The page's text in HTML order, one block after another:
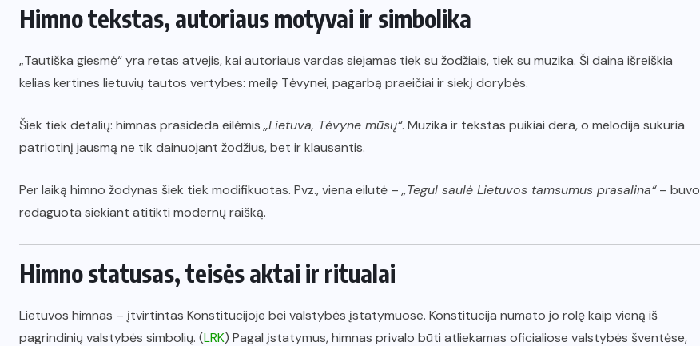
Himno tekstas, autoriaus motyvai ir simbolika
„Tautiška giesmė“ yra retas atvejis, kai autoriaus vardas siejamas tiek su žodžiais, tiek su muzika. Ši daina išreiškia
kelias kertines lietuvių tautos vertybes: meilę Tėvynei, pagarbą praeičiai ir siekį dorybės.
Šiek tiek detalių: himnas prasideda eilėmis„Lietuva, Tėvyne mūsų“. Muzika ir tekstas puikiai dera, o melodija sukuria
patriotinį jausmą ne tik dainuojant žodžius, bet ir klausantis.
Per laiką himno žodynas šiek tiek modifikuotas. Pvz., viena eilutė –„Tegul saulė Lietuvos tamsumus prasalina“– buvo
redaguota siekiant atitikti modernų raišką.
Himno statusas, teisės aktai ir ritualai
Lietuvos himnas – įtvirtintas Konstitucijoje bei valstybės įstatymuose. Konstitucija numato jo rolę kaip vieną iš
pagrindinių valstybės simbolių. (LRK) Pagal įstatymus, himnas privalo būti atliekamas oficialiose valstybės šventėse,